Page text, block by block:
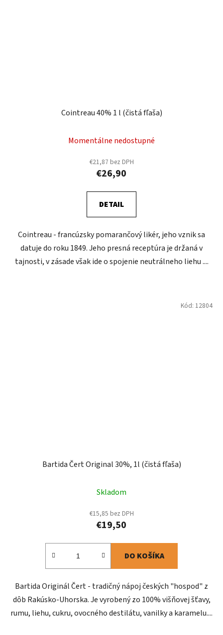
Cointreau 40% 1 l (čistá fľaša)
Momentálne nedostupné
€21,87 bez DPH
€26,90
DETAIL
Cointreau - francúzsky pomarančový likér, jeho vznik sa
datuje do roku 1849. Jeho presná receptúra je držaná v
tajnosti, v zásade však ide o spojenie neutrálneho liehu ....
Bartida Čert Original 30%, 1l (čistá fľaša)
hodnotenie
produktu
je
Skladom
€15,85 bez DPH
€19,50
DO KOŠÍKA
Bartida Originál Čert - tradičný nápoj českých "hospod" z
dôb Rakúsko-Uhorska. Je vyrobený zo 100% višňovej šťavy,
rumu, liehu, cukru, ovocného destilátu, vanilky a karamelu....
Kód: 12804